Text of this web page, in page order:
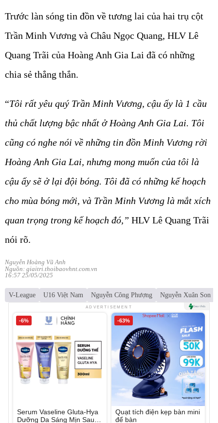
Trước làn sóng tin đồn về tương lai của hai trụ cột
Trần Minh Vương và Châu Ngọc Quang, HLV Lê
Quang Trãi của Hoàng Anh Gia Lai đã có những
chia sẻ thẳng thắn.
“Tôi rất yêu quý Trần Minh Vương, cậu ấy là 1 cầu
thủ chất lượng bậc nhất ở Hoàng Anh Gia Lai. Tôi
cũng có nghe nói về những tin đồn Minh Vương rời
Hoàng Anh Gia Lai, nhưng mong muốn của tôi là
cậu ấy sẽ ở lại đội bóng. Tôi đã có những kế hoạch
cho mùa bóng mới, và Trần Minh Vương là mắt xích
quan trọng trong kế hoạch đó,” HLV Lê Quang Trãi
nói rõ.
Nguyễn Hoàng Vũ Anh
Nguồn: giaitri.thoibaovhnt.com.vn
16:57 25/05/2025
V-League U16 Việt Nam Nguyễn Công Phượng Nguyễn Xuân Son
ADVERTISEMENT
-6%
Serum Vaseline Gluta-Hya
Dưỡng Da Sáng Mịn Sau 7
-63%
Quạt tích điện kẹp bàn mini
để bàn